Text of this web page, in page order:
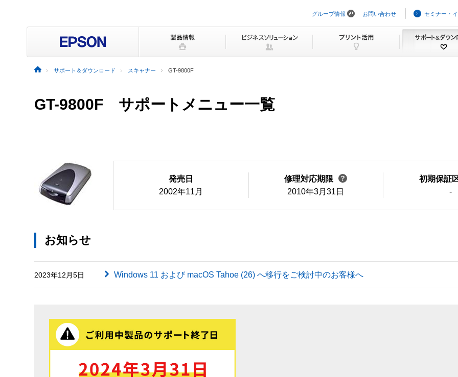
ビ
ョ
グループ情報 お問い合わせ セミナー・
サポート＆ダウンロード スキャナー GT-9800F
GT-9800F サポートメニュー一覧
発売日
2002年11月
修理対応期限
2010年3月31日
初期保証
-
お知らせ
2023年12月5日 Windows 11 および macOS Tahoe (26) へ移行をご検討中のお客様へ